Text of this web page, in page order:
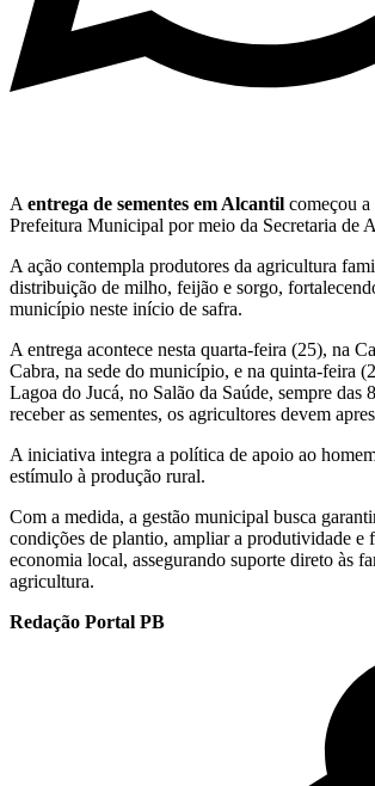
A entrega de sementes em Alcantil começou a
Prefeitura Municipal por meio da Secretaria de
A ação contempla produtores da agricultura
distribuição de milho, feijão e sorgo,
município neste início de safra.
A entrega acontece nesta quarta-feira (25), na
Cabra, na sede do município, e na quinta-feira
Lagoa do Jucá, no Salão da Saúde, sempre das
receber as sementes, os agricultores devem
A iniciativa integra a política de apoio ao
estímulo à produção rural.
Com a medida, a gestão municipal busca
condições de plantio, ampliar a produtividade e
economia local, assegurando suporte direto às
agricultura.
Redação Portal PB